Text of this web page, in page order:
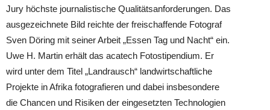
Jury höchste journalistische Qualitätsanforderungen. Das
ausgezeichnete Bild reichte der freischaffende Fotograf
Sven Döring mit seiner Arbeit „Essen Tag und Nacht“ ein.
Uwe H. Martin erhält das acatech Fotostipendium. Er
wird unter dem Titel „Landrausch“ landwirtschaftliche
Projekte in Afrika fotografieren und dabei insbesondere
die Chancen und Risiken der eingesetzten Technologien